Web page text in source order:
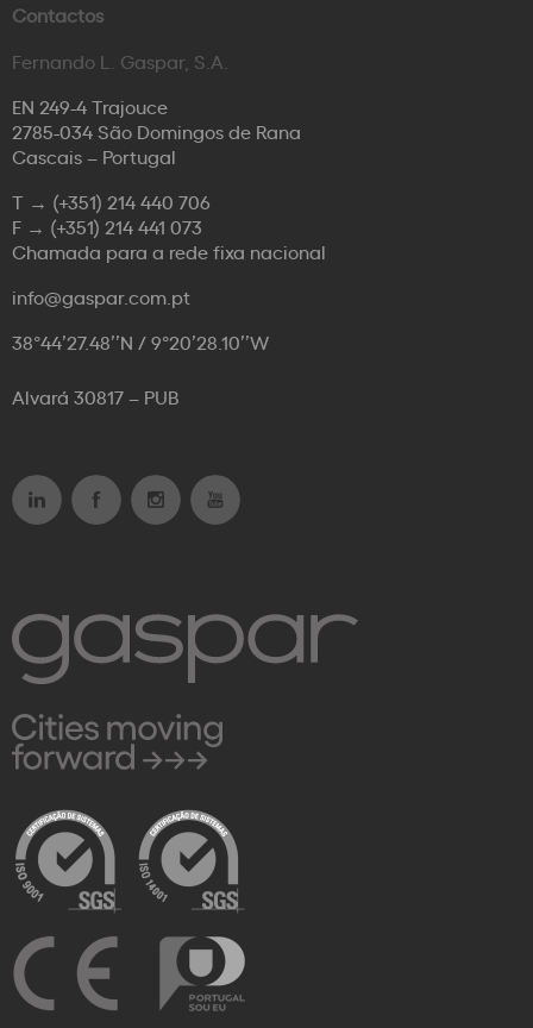
Contactos
Fernando L. Gaspar, S.A.
EN 249-4 Trajouce
2785-034 São Domingos de Rana
Cascais – Portugal
T → (+351) 214 440 706
F → (+351) 214 441 073
Chamada para a rede fixa nacional
info@gaspar.com.pt
38°44’27.48’’N / 9°20’28.10’’W
Alvará 30817 – PUB